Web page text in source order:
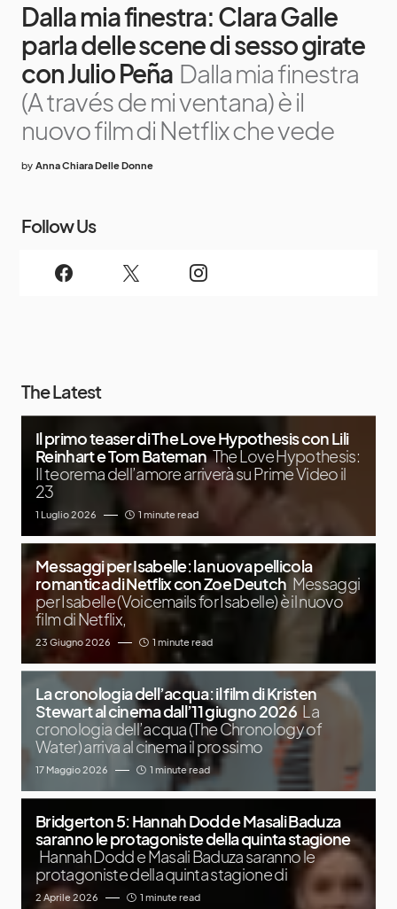
Dalla mia finestra: Clara Galle
parla delle scene di sesso girate
con Julio Peña Dalla mia finestra
(A través de mi ventana) è il
nuovo film di Netflix che vede
by Anna Chiara Delle Donne
Follow Us
The Latest
Il primo teaser di The Love Hypothesis con Lili
Reinhart e Tom Bateman The Love Hypothesis:
Il teorema dell’amore arriverà su Prime Video il
23
1 Luglio 2026 1 minute read
Messaggi per Isabelle: la nuova pellicola
romantica di Netflix con Zoe Deutch Messaggi
per Isabelle (Voicemails for Isabelle) è il nuovo
film di Netflix,
23 Giugno 2026 1 minute read
La cronologia dell’acqua: il film di Kristen
Stewart al cinema dall’11 giugno 2026 La
cronologia dell’acqua (The Chronology of
Water) arriva al cinema il prossimo
17 Maggio 2026 1 minute read
Bridgerton 5: Hannah Dodd e Masali Baduza
saranno le protagoniste della quinta stagione
Hannah Dodd e Masali Baduza saranno le
protagoniste della quinta stagione di
2 Aprile 2026 1 minute read